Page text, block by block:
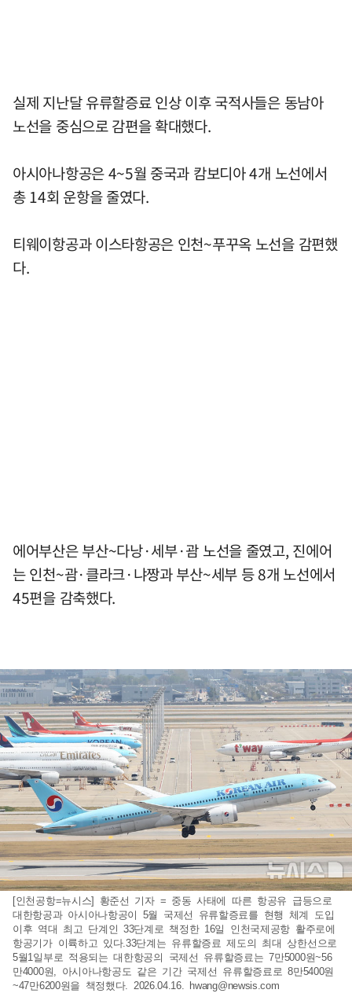
실제 지난달 유류할증료 인상 이후 국적사들은 동남아
노선을 중심으로 감편을 확대했다.
아시아나항공은 4~5월 중국과 캄보디아 4개 노선에서
총 14회 운항을 줄였다.
티웨이항공과 이스타항공은 인천~푸꾸옥 노선을 감편했
다.
에어부산은 부산~다낭·세부·괌 노선을 줄였고, 진에어
는 인천~괌·클라크·냐짱과 부산~세부 등 8개 노선에서
45편을 감축했다.
[인천공항=뉴시스] 황준선 기자 = 중동 사태에 따른 항공유 급등으로
대한항공과 아시아나항공이 5월 국제선 유류할증료를 현행 체계 도입
이후 역대 최고 단계인 33단계로 책정한 16일 인천국제공항 활주로에
항공기가 이륙하고 있다.33단계는 유류할증료 제도의 최대 상한선으로
5월1일부로 적용되는 대한항공의 국제선 유류할증료는 7만5000원~56
만4000원, 아시아나항공도 같은 기간 국제선 유류할증료로 8만5400원
~47만6200원을 책정했다. 2026.04.16.
hwang@newsis.com